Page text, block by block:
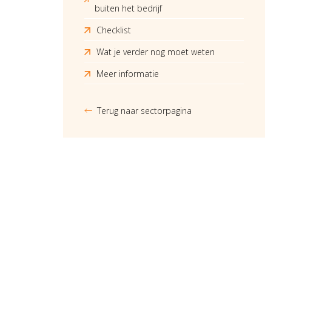
buiten het bedrijf
Checklist
Wat je verder nog moet weten
Meer informatie
Terug naar sectorpagina